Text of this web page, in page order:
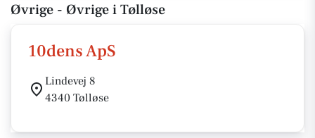
Øvrige - Øvrige i Tølløse
10dens ApS
Lindevej 8
4340 Tølløse